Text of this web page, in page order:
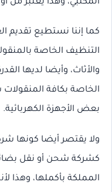
المكتبي، وهذا يعتبر من
كما إننا نستطيع تقديم
التنظيف الخاصة
والأثاث، وأيضا لديها
الخاصة بكافة المنقولات
بعض الأجهزة الكهربائية.
ولا يقتصر أيضا كونها
كشركة شحن أو نقل
المملكة بأكملها، وهذا